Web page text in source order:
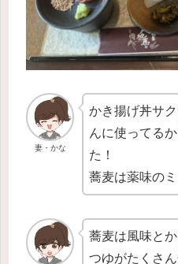
妻・かな
かき揚げ丼サ
んに使ってる
た！
蕎麦は薬味の
蕎麦は風味とか
つゆがたくさ